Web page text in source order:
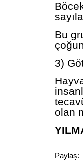
Bu
3)
olan
Paylaş: